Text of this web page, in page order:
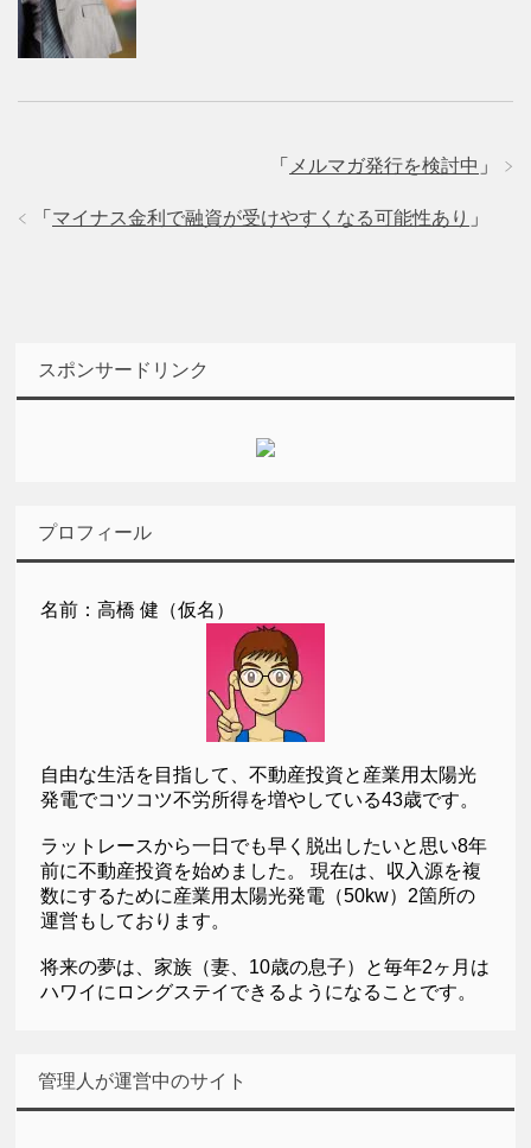
「 メルマガ発行を検討中 」
「 マイナス金利で融資が受けやすくなる可能性あり 」
スポンサードリンク
プロフィール
名前：高橋 健（仮名）
自由な生活を目指して、不動産投資と産業用太陽光
発電でコツコツ不労所得を増やしている43歳です。
ラットレースから一日でも早く脱出したいと思い8年
前に不動産投資を始めました。 現在は、収入源を複
数にするために産業用太陽光発電（50kw）2箇所の
運営もしております。
将来の夢は、家族（妻、10歳の息子）と毎年2ヶ月は
ハワイにロングステイできるようになることです。
管理人が運営中のサイト